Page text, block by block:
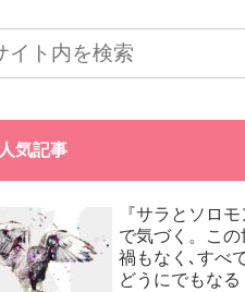
人気記事
『サラとソロ
で気づく。この
禍もなく､すべ
どうにでもなる